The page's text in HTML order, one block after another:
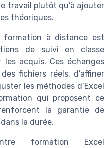
travail plutôt qu’à ajouter
théoriques.
formation à distance est
de suivi en classe
acquis. Ces échanges
fichiers réels, d’affiner
les méthodes d’Excel
qui proposent ce
la garantie de
la durée.
formation Excel